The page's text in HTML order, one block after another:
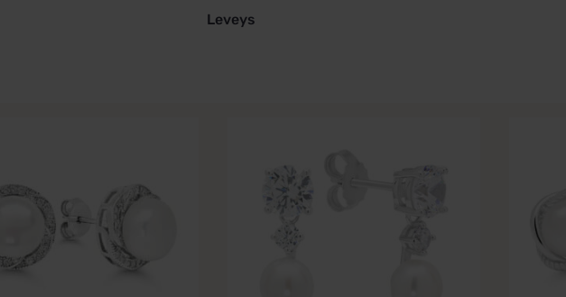
Leveys